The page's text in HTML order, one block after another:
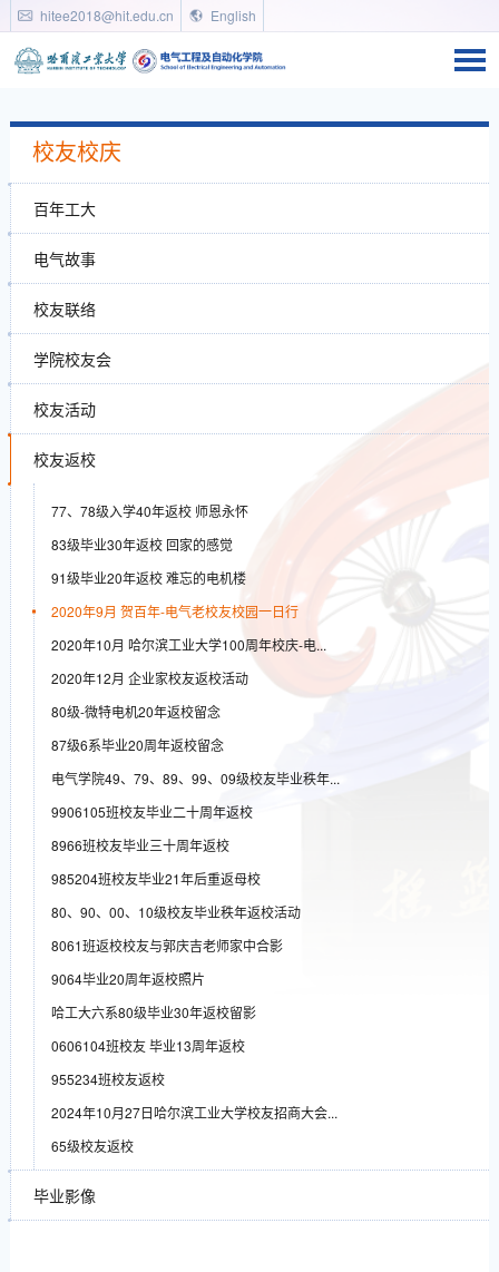
hitee2018@hit.edu.cn English
校友校庆
百年工大
电气故事
校友联络
学院校友会
校友活动
校友返校
77、78级入学40年返校 师恩永怀
83级毕业30年返校 回家的感觉
91级毕业20年返校 难忘的电机楼
2020年9月 贺百年-电气老校友校园一日行
2020年10月 哈尔滨工业大学100周年校庆-电...
2020年12月 企业家校友返校活动
80级-微特电机20年返校留念
87级6系毕业20周年返校留念
电气学院49、79、89、99、09级校友毕业秩年...
9906105班校友毕业二十周年返校
8966班校友毕业三十周年返校
985204班校友毕业21年后重返母校
80、90、00、10级校友毕业秩年返校活动
8061班返校校友与郭庆吉老师家中合影
9064毕业20周年返校照片
哈工大六系80级毕业30年返校留影
0606104班校友 毕业13周年返校
955234班校友返校
2024年10月27日哈尔滨工业大学校友招商大会...
65级校友返校
毕业影像